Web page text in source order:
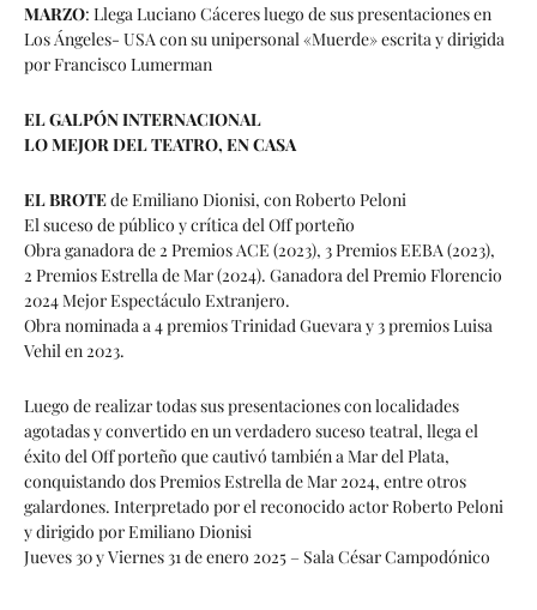
MARZO: Llega Luciano Cáceres luego de sus presentaciones en
Los Ángeles- USA con su unipersonal «Muerde» escrita y dirigida
por Francisco Lumerman
EL GALPÓN INTERNACIONAL
LO MEJOR DEL TEATRO, EN CASA
EL BROTEde Emiliano Dionisi, con Roberto Peloni
El suceso de público y crítica del Off porteño
Obra ganadora de 2 Premios ACE (2023), 3 Premios EEBA (2023),
2 Premios Estrella de Mar (2024). Ganadora del Premio Florencio
2024 Mejor Espectáculo Extranjero.
Obra nominada a 4 premios Trinidad Guevara y 3 premios Luisa
Vehil en 2023.
Luego de realizar todas sus presentaciones con localidades
agotadas y convertido en un verdadero suceso teatral, llega el
éxito del Off porteño que cautivó también a Mar del Plata,
conquistando dos Premios Estrella de Mar 2024, entre otros
galardones. Interpretado por el reconocido actor Roberto Peloni
y dirigido por Emiliano Dionisi
Jueves 30 y Viernes 31 de enero 2025 – Sala César Campodónico